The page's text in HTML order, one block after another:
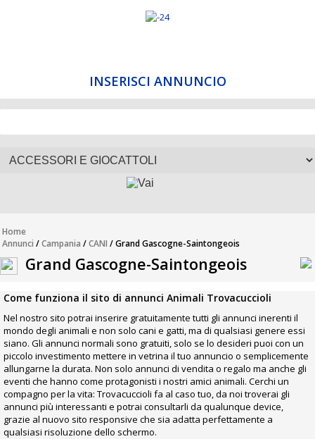
INSERISCI ANNUNCIO
Home
Annunci /Campania /CANI / Grand Gascogne-Saintongeois
Grand Gascogne-Saintongeois
Come funziona il sito di annunci Animali Trovacuccioli
Nel nostro sito potrai inserire gratuitamente tutti gli annunci inerenti il
mondo degli animali e non solo cani e gatti, ma di qualsiasi genere essi
siano. Gli annunci normali sono gratuiti, solo se lo desideri puoi con un
piccolo investimento mettere in vetrina il tuo annuncio o semplicemente
allungarne la durata. Non solo annunci di vendita o regalo ma anche gli
eventi che hanno come protagonisti i nostri amici animali. Cerchi un
compagno per la vita: Trovacuccioli fa al caso tuo, da noi troverai gli
annunci più interessanti e potrai consultarli da qualunque device,
grazie al nuovo sito responsive che sia adatta perfettamente a
qualsiasi risoluzione dello schermo.